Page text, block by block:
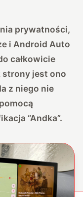
prywatności,
i Android Auto
całkowicie
strony jest ono
z niego nie
“Andka”.